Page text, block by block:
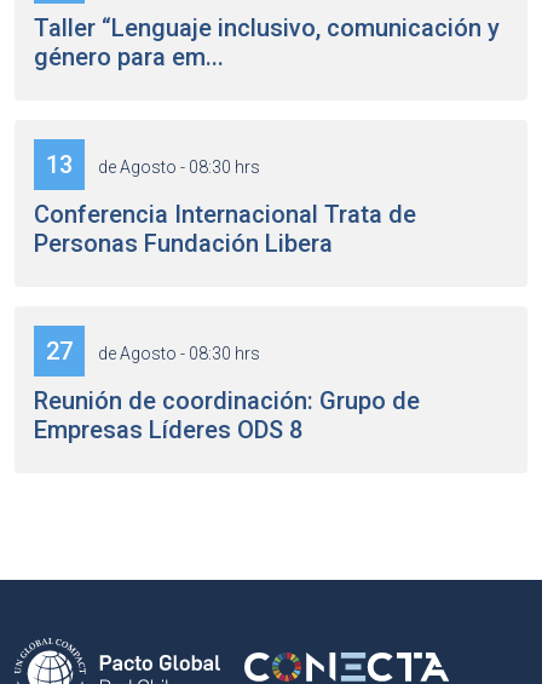
Taller “Lenguaje inclusivo, comunicación y
género para em...
13 de Agosto - 08:30 hrs
Conferencia Internacional Trata de
Personas Fundación Libera
27 de Agosto - 08:30 hrs
Reunión de coordinación: Grupo de
Empresas Líderes ODS 8